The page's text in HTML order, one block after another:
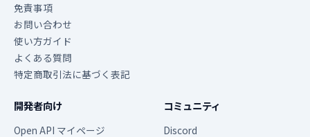
免責事項
お問い合わせ
使い方ガイド
よくある質問
特定商取引法に基づく表記
開発者向け
Open API マイページ
コミュニティ
Discord